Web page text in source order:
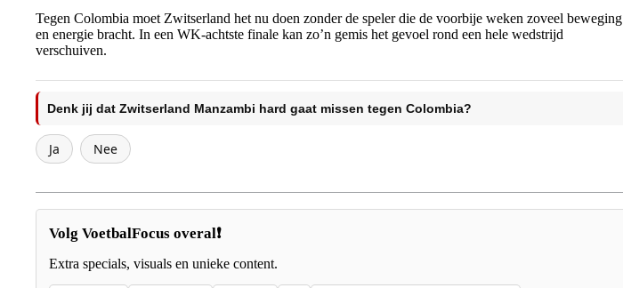
Tegen Colombia moet Zwitserland het nu doen zonder de speler die de voorbije weken zoveel beweging
en energie bracht. In een WK-achtste finale kan zo’n gemis het gevoel rond een hele wedstrijd
verschuiven.
Denk jij dat Zwitserland Manzambi hard gaat missen tegen Colombia?
Ja Nee
Volg VoetbalFocus overal❗
Extra specials, visuals en unieke content.